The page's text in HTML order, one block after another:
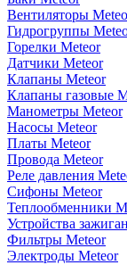
Вентиляторы
Гидрогруппы
Горелки Meteor
Датчики Meteor
Клапаны Meteor
Клапаны газовые
Манометры Meteor
Насосы Meteor
Платы Meteor
Провода Meteor
Реле давления
Сифоны Meteor
Теплообменники
Устройства
Фильтры Meteor
Электроды Meteor